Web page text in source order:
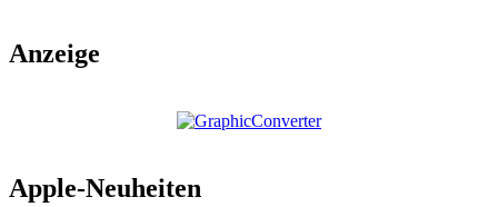
Anzeige
Apple-Neuheiten